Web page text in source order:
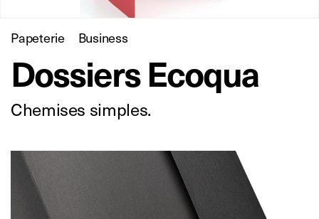
Papeterie Business
Dossiers Ecoqua
Chemises simples.